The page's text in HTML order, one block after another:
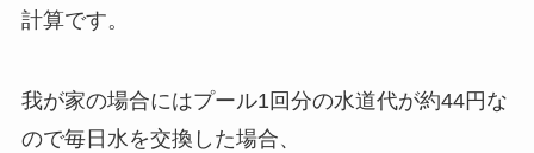
計算です。
我が家の場合にはプール1回分の水道代が約44円な
ので毎日水を交換した場合、